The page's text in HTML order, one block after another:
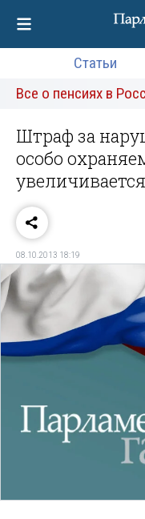
Статьи
Все о пенсиях в
Штраф за
особо
08.10.2013 18:19